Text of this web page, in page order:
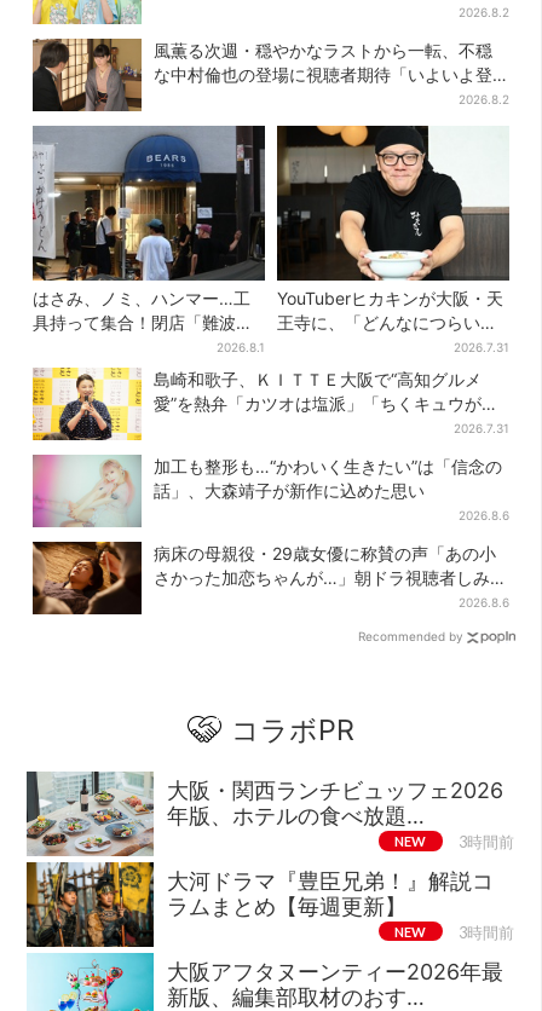
2026.8.2
風薫る次週・穏やかなラストから一転、不穏
な中村倫也の登場に視聴者期待「いよいよ登
2026.8.2
はさみ、ノミ、ハンマー…工
具持って集合！閉店「難波ベ
アーズ」最終日400人超…最
後は「もう帰ってください」
2026.8.1
YouTuberヒカキンが大阪・天
王寺に、「どんなにつらい時
でも…」ラーメン愛＆兄セイ
キンとの思い出を語る
2026.7.31
島崎和歌子、ＫＩＴＴＥ大阪で“高知グルメ
愛”を熱弁「カツオは塩派」「ちくキュウがお
2026.7.31
加工も整形も…“かわいく生きたい”は「信念の
話」、大森靖子が新作に込めた思い
2026.8.6
病床の母親役・29歳女優に称賛の声「あの小
さかった加恋ちゃんが…」朝ドラ視聴者しみじ
2026.8.6
Recommended by
コラボPR
大阪・関西ランチビュッフェ2026
年版、ホテルの食べ放題…
NEW 3時間前
大河ドラマ『豊臣兄弟！』解説コ
ラムまとめ【毎週更新】
NEW 3時間前
大阪アフタヌーンティー2026年最
新版、編集部取材のおす…